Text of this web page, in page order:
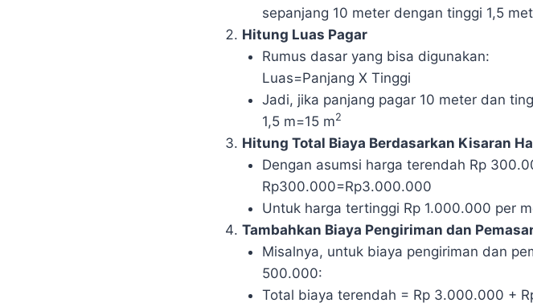
sepanjang 10 meter dengan tinggi 1,5
Hitung Luas Pagar
Rumus dasar yang bisa digunakan:
Luas=Panjang X Tinggi
Jadi, jika panjang pagar 10 meter dan
1,5 m=15 m2
Hitung Total Biaya Berdasarkan Kisaran
Dengan asumsi harga terendah Rp
Rp300.000=Rp3.000.000
Untuk harga tertinggi Rp 1.000.000 per
Tambahkan Biaya Pengiriman dan
Misalnya, untuk biaya pengiriman dan
500.000:
Total biaya terendah = Rp 3.000.000 +